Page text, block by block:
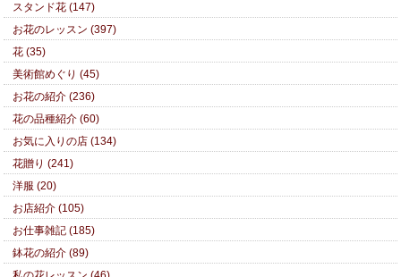
スタンド花 (147)
お花のレッスン (397)
花 (35)
美術館めぐり (45)
お花の紹介 (236)
花の品種紹介 (60)
お気に入りの店 (134)
花贈り (241)
洋服 (20)
お店紹介 (105)
お仕事雑記 (185)
鉢花の紹介 (89)